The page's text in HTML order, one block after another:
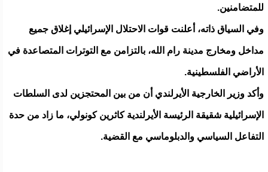
للمتضامنين.
وفي السياق ذاته، أعلنت قوات الاحتلال الإسرائيلي إغلاق جميع
مداخل ومخارج مدينة رام الله، بالتزامن مع التوترات المتصاعدة في
الأراضي الفلسطينية.
وأكد وزير الخارجية الأيرلندي أن من بين المحتجزين لدى السلطات
الإسرائيلية شقيقة الرئيسة الأيرلندية كاثرين كونولي، ما زاد من حدة
التفاعل السياسي والدبلوماسي مع القضية.